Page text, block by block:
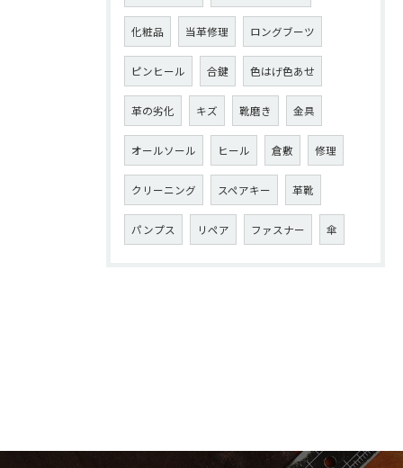
化粧品 当革修理 ロングブーツ
ピンヒール 合鍵 色はげ色あせ
革の劣化 キズ 靴磨き 金具
オールソール ヒール 倉敷 修理
クリーニング スペアキー 革靴
パンプス リペア ファスナー 傘